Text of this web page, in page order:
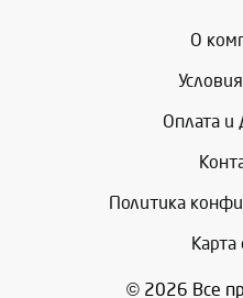
О
Оплата и
Политика
Карта
© 2026 Все